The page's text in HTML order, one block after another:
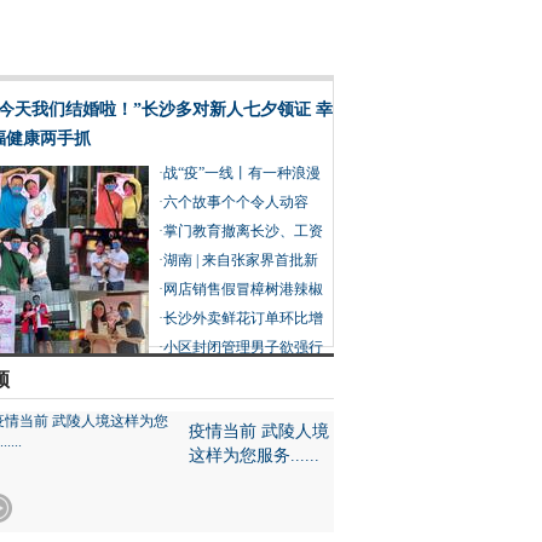
天我们结婚啦！”长沙多对新人七夕领证 幸
健康两手抓
·战“疫”一线丨有一种浪漫
叫并肩作战
·六个故事个个令人动容
在“疫”线过七夕也分外浪
漫
·掌门教育撤离长沙、工资
赔偿没着落 创始人建议员
工重新谋职
·湖南 | 来自张家界首批新
冠肺炎康复患者的感谢信
· 网店销售假冒樟树港辣椒
被判赔 产业协会：假的近
20万亩
·长沙外卖鲜花订单环比增
长15倍 外卖送礼成90后七
·小区封闭管理男子欲强行
疫情当前 武陵人境
这样为您服务......